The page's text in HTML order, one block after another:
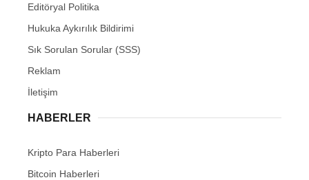
Editöryal Politika
Hukuka Aykırılık Bildirimi
Sık Sorulan Sorular (SSS)
Reklam
İletişim
HABERLER
Kripto Para Haberleri
Bitcoin Haberleri